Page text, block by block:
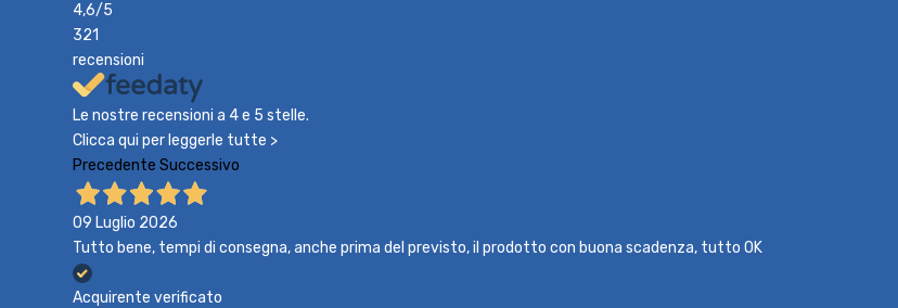
4,6/5
321
recensioni
Le nostre recensioni a 4 e 5 stelle.
Clicca qui per leggerle tutte >
Precedente Successivo
09 Luglio 2026
Tutto bene, tempi di consegna, anche prima del previsto, il prodotto con buona scadenza, tutto OK
Acquirente verificato